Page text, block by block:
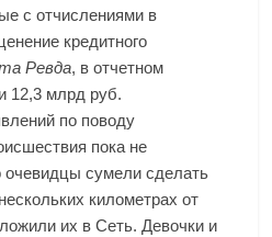
с отчислениями в
кредитного
Ревда, в отчетном
12,3 млрд руб.
по поводу
пока не
очевидцы сумели сделать
километрах от
их в Сеть. Девочки и